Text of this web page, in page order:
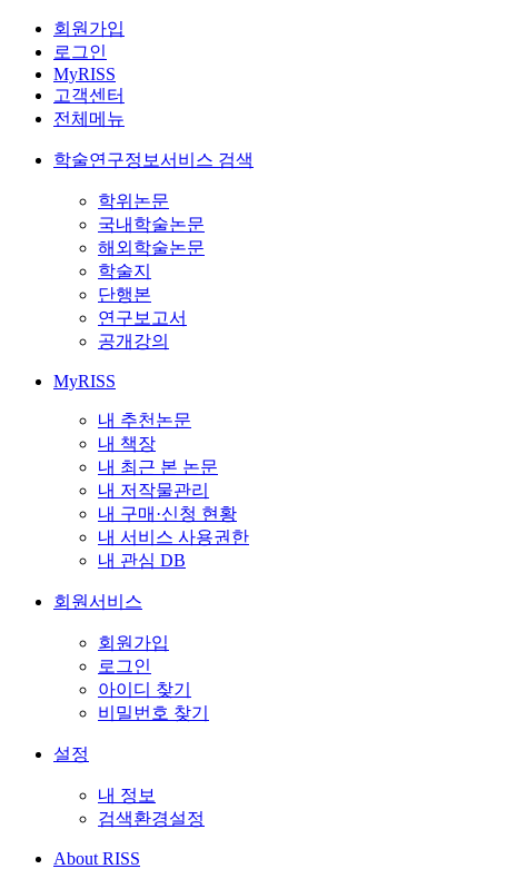
회원가입
로그인
MyRISS
고객센터
전체메뉴
학술연구정보서비스 검색
학위논문
국내학술논문
해외학술논문
학술지
단행본
연구보고서
공개강의
MyRISS
내 추천논문
내 책장
내 최근 본 논문
내 저작물관리
내 구매·신청 현황
내 서비스 사용권한
내 관심 DB
회원서비스
회원가입
로그인
아이디 찾기
비밀번호 찾기
설정
내 정보
검색환경설정
About RISS